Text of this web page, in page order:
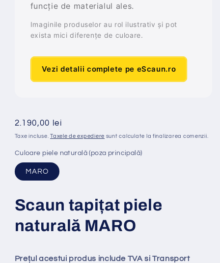
funcție de materialul ales.
Imaginile produselor au rol ilustrativ și pot
exista mici diferențe de culoare.
Vezi detalii complete pe eScaun.ro
Preț
obișnuit
2.190,00 lei
Taxe incluse.Taxele de expediere sunt calculate la finalizarea comenzii.
Culoare piele naturală (poza principală)
MARO
Scaun tapițat piele
naturală MARO
Prețul acestui produs include TVA si Transport